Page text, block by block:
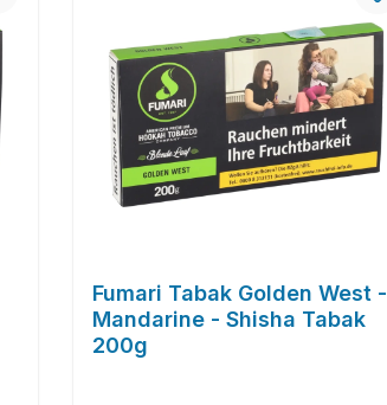
Fumari Tabak Golden West -
Mandarine - Shisha Tabak
200g